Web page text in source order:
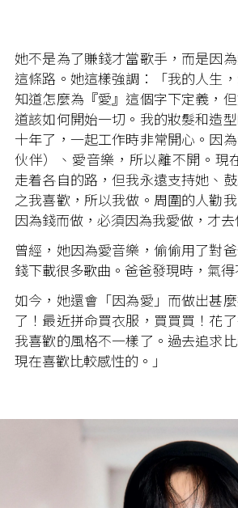
她不是為了賺錢才當歌手，而是因
這條路。她這樣強調：「我的人生
知道怎麼為『愛』這個字下定義，
道該如何開始一切。我的妝髮和造
十年了，一起工作時非常開心。因
伙伴）、愛音樂，所以離不開。現
走着各自的路，但我永遠支持她、
之我喜歡，所以我做。周圍的人勸
因為錢而做，必須因為我愛做，才去
曾經，她因為愛音樂，偷偷用了對
錢下載很多歌曲。爸爸發現時，氣得
如今，她還會「因為愛」而做出甚
了！最近拼命買衣服，買買買！花
我喜歡的風格不一樣了。過去追求
現在喜歡比較感性的。」